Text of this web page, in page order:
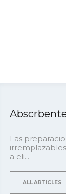
Las
a eli...
ALL ARTICLES